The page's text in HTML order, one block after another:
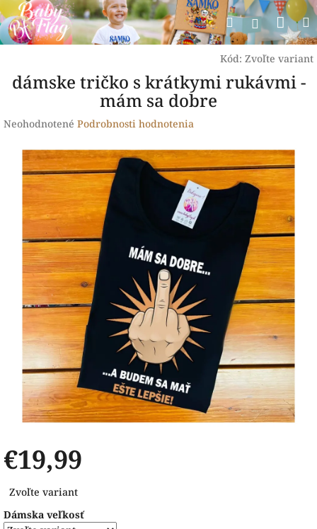
Prejsť
na
obsah
Hľadať
Kód: Zvoľte variant
dámske tričko s krátkymi rukávmi -
mám sa dobre
Priemerné
produktu
hviezdičiek.
Neohodnotené Podrobnosti hodnotenia
€19,99
cena:
Zvoľte variant
Dámska veľkosť